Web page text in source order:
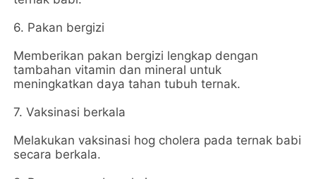
6. Pakan bergizi
Memberikan pakan bergizi lengkap dengan
tambahan vitamin dan mineral untuk
meningkatkan daya tahan tubuh ternak.
7. Vaksinasi berkala
Melakukan vaksinasi hog cholera pada ternak babi
secara berkala.